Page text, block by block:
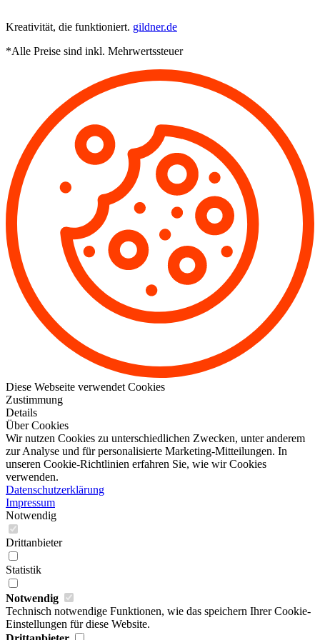
Kreativität, die funktioniert. gildner.de
*Alle Preise sind inkl. Mehrwertssteuer
Diese Webseite verwendet Cookies
Zustimmung
Details
Über Cookies
Wir nutzen Cookies zu unterschiedlichen Zwecken, unter anderem
zur Analyse und für personalisierte Marketing-Mitteilungen. In
unseren Cookie-Richtlinien erfahren Sie, wie wir Cookies
verwenden.
Datenschutzerklärung
Impressum
Notwendig
Drittanbieter
Statistik
Notwendig
Technisch notwendige Funktionen, wie das speichern Ihrer Cookie-
Einstellungen für diese Website.